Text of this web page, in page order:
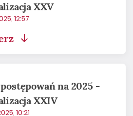
XXV
12:57
na 2025 -
XXIV
10:21